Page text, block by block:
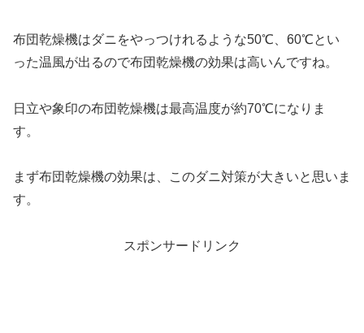
布団乾燥機はダニをやっつけれるような50℃、60℃とい
った温風が出るので布団乾燥機の効果は高いんですね。
日立や象印の布団乾燥機は最高温度が約70℃になりま
す。
まず布団乾燥機の効果は、このダニ対策が大きいと思いま
す。
スポンサードリンク